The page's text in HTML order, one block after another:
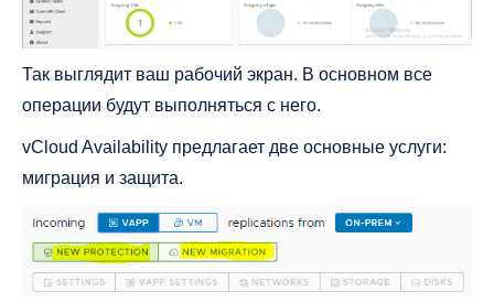
Так выглядит ваш рабочий экран. В основном все
операции будут выполняться с него.
vCloud Availability предлагает две основные услуги:
миграция и защита.